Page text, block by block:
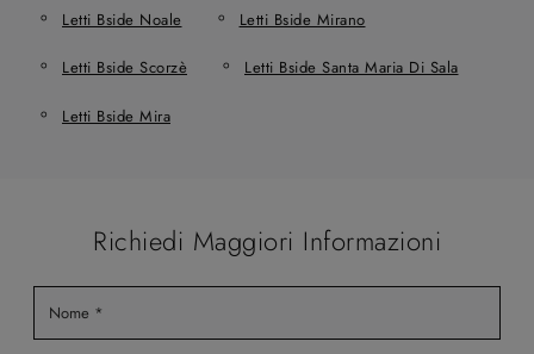
Letti Bside Noale Letti Bside Mirano
Letti Bside Scorzè Letti Bside Santa Maria Di Sala
Letti Bside Mira
Richiedi Maggiori Informazioni